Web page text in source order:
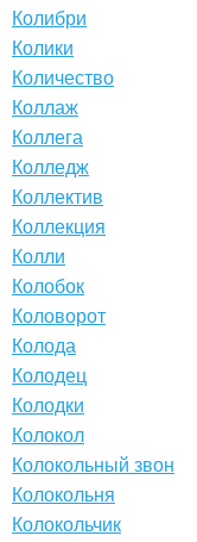
Колибри
Колики
Количество
Коллаж
Коллега
Колледж
Коллектив
Коллекция
Колли
Колобок
Коловорот
Колода
Колодец
Колодки
Колокол
Колокольный звон
Колокольня
Колокольчик